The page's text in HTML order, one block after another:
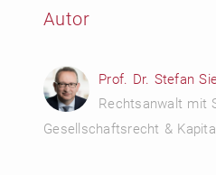
Autor
Prof. Dr. Stefan
Rechtsanwalt mit
Gesellschaftsrecht &